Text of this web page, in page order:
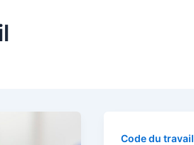
Code du travail